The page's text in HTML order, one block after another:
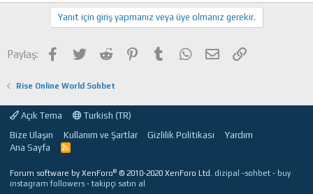
p
e
Yanıt için giriş yapmanız veya üye olmanız gerekir.
Paylaş: Facebook
TwitterReddit PinterestTumblrWhatsApp
E-postaLink
Rise Online World Sohbet
Açık Tema
Turkish (TR)
Bize Ulaşın
Kullanım ve Şartlar Gizlilik Politikası
Yardım
Ana Sayfa
R
Forum software by XenForo® © 2010-2020 XenForo Ltd. dizipal -sohbet - buy
instagram followers -takipçi satın al